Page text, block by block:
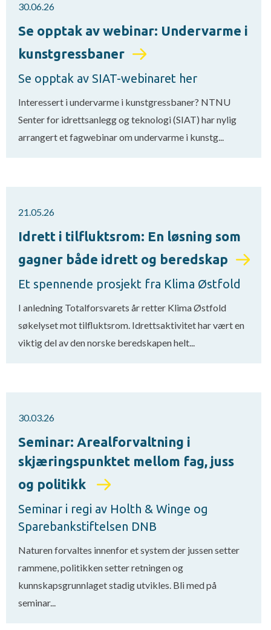
30.06.26
Se opptak av webinar: Undervarme i
kunstgressbaner
Se opptak av SIAT-webinaret her
Interessert i undervarme i kunstgressbaner? NTNU
Senter for idrettsanlegg og teknologi (SIAT) har nylig
arrangert et fagwebinar om undervarme i kunstg...
21.05.26
Idrett i tilfluktsrom: En løsning som
gagner både idrett og beredskap
Et spennende prosjekt fra Klima Østfold
I anledning Totalforsvarets år retter Klima Østfold
søkelyset mot tilfluktsrom. Idrettsaktivitet har vært en
viktig del av den norske beredskapen helt...
30.03.26
Seminar: Arealforvaltning i
skjæringspunktet mellom fag, juss
og politikk
Seminar i regi av Holth & Winge og
Sparebankstiftelsen DNB
Naturen forvaltes innenfor et system der jussen setter
rammene, politikken setter retningen og
kunnskapsgrunnlaget stadig utvikles. Bli med på
seminar...